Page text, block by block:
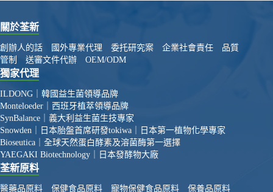
關於荃新
創辦人的話 國外專業代理 委托研究案 企業社會責任
品質
管制
送審文件代辦 OEM/ODM
獨家代理
ILDONG｜韓國益生菌領導品牌
Monteloeder｜西班牙植萃領導品牌
SynBalance｜義大利益生菌生技專家
Snowden｜日本胎盤首席研發tokiwa｜日本第一植物化學專家
Bioseutica｜全球天然蛋白酵素及溶菌酶第一選擇
YAEGAKI Biotechnology｜日本發酵物大廠
荃新原料
醫藥品原料 保健食品原料 寵物保健食品原料 保養品原料